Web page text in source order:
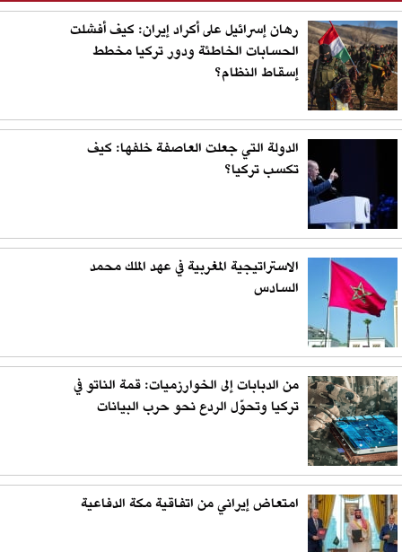
رهان إسرائيل على أكراد إيران: كيف أفشلت
الحسابات الخاطئة ودور تركيا مخطط
إسقاط النظام؟
الدولة التي جعلت العاصفة خلفها: كيف
تكسب تركيا؟
الاستراتيجية المغربية في عهد الملك محمد
السادس
من الدبابات إلى الخوارزميات: قمة الناتو في
تركيا وتحوّل الردع نحو حرب البيانات
امتعاض إيراني من اتفاقية مكة الدفاعية